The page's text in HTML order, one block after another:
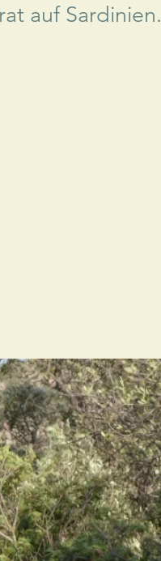
auf Sardinien.